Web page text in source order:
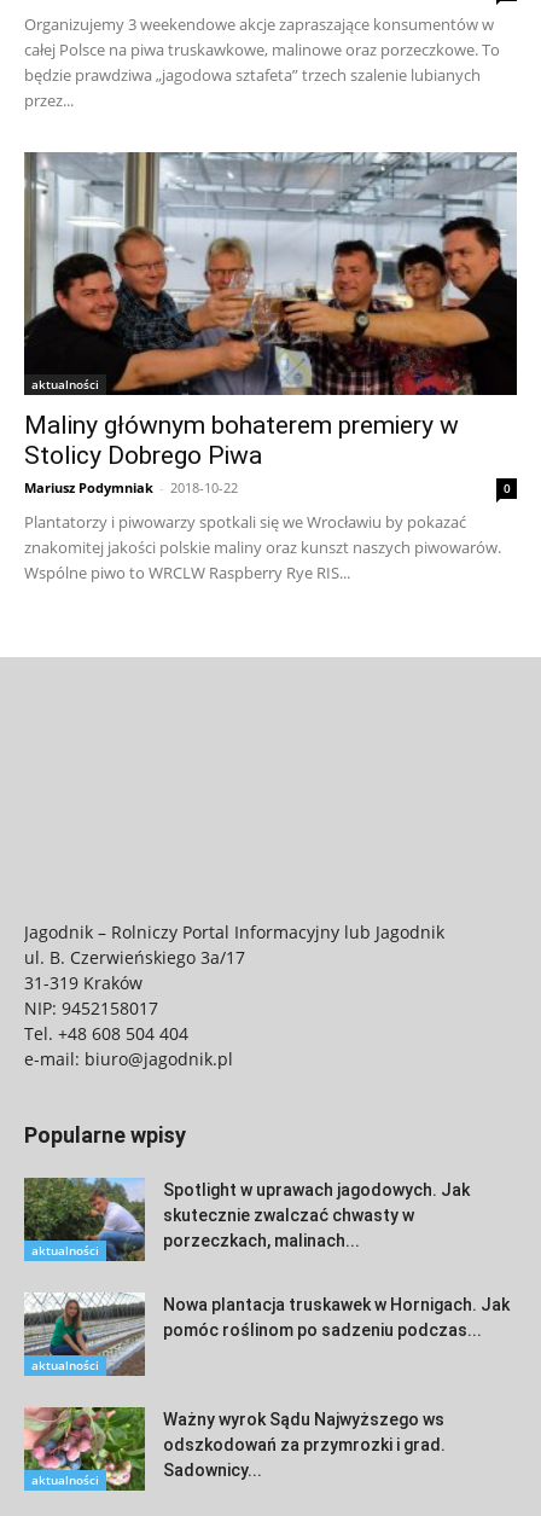
Organizujemy 3 weekendowe akcje zapraszające konsumentów w
całej Polsce na piwa truskawkowe, malinowe oraz porzeczkowe. To
będzie prawdziwa „jagodowa sztafeta” trzech szalenie lubianych
przez...
aktualności
Maliny głównym bohaterem premiery w
Stolicy Dobrego Piwa
Mariusz Podymniak - 2018-10-22 0
Plantatorzy i piwowarzy spotkali się we Wrocławiu by pokazać
znakomitej jakości polskie maliny oraz kunszt naszych piwowarów.
Wspólne piwo to WRCLW Raspberry Rye RIS...
Jagodnik – Rolniczy Portal Informacyjny lub Jagodnik
ul. B. Czerwieńskiego 3a/17
31-319 Kraków
NIP: 9452158017
Tel. +48 608 504 404
e-mail: biuro@jagodnik.pl
Popularne wpisy
aktualności
Spotlight w uprawach jagodowych. Jak
skutecznie zwalczać chwasty w
porzeczkach, malinach...
aktualności
Nowa plantacja truskawek w Hornigach. Jak
pomóc roślinom po sadzeniu podczas...
aktualności
Ważny wyrok Sądu Najwyższego ws
odszkodowań za przymrozki i grad.
Sadownicy...